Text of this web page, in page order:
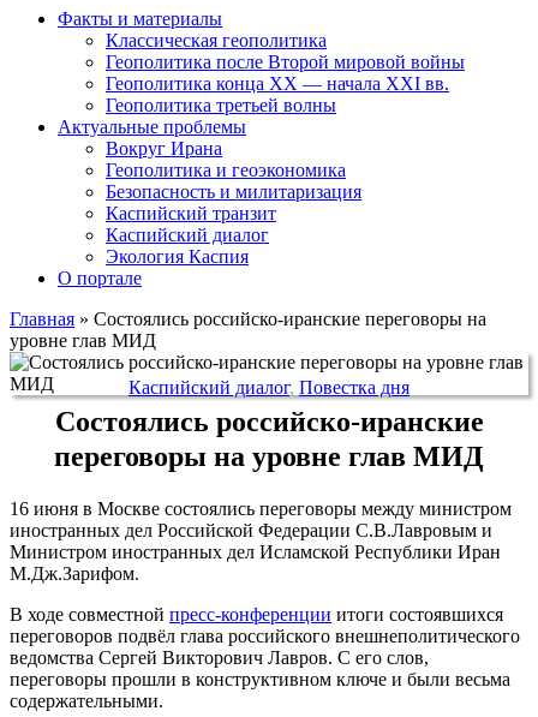
Факты и материалы
Классическая геополитика
Геополитика после Второй мировой войны
Геополитика конца XX — начала XXI вв.
Геополитика третьей волны
Актуальные проблемы
Вокруг Ирана
Геополитика и геоэкономика
Безопасность и милитаризация
Каспийский транзит
Каспийский диалог
Экология Каспия
О портале
Главная » Состоялись российско-иранские переговоры на
уровне глав МИД
Каспийский диалог, Повестка дня
Состоялись российско-иранские
переговоры на уровне глав МИД
16 июня в Москве состоялись переговоры между министром
иностранных дел Российской Федерации С.В.Лавровым и
Министром иностранных дел Исламской Республики Иран
М.Дж.Зарифом.
В ходе совместной пресс-конференции итоги состоявшихся
переговоров подвёл глава российского внешнеполитического
ведомства Сергей Викторович Лавров. С его слов,
переговоры прошли в конструктивном ключе и были весьма
содержательными.